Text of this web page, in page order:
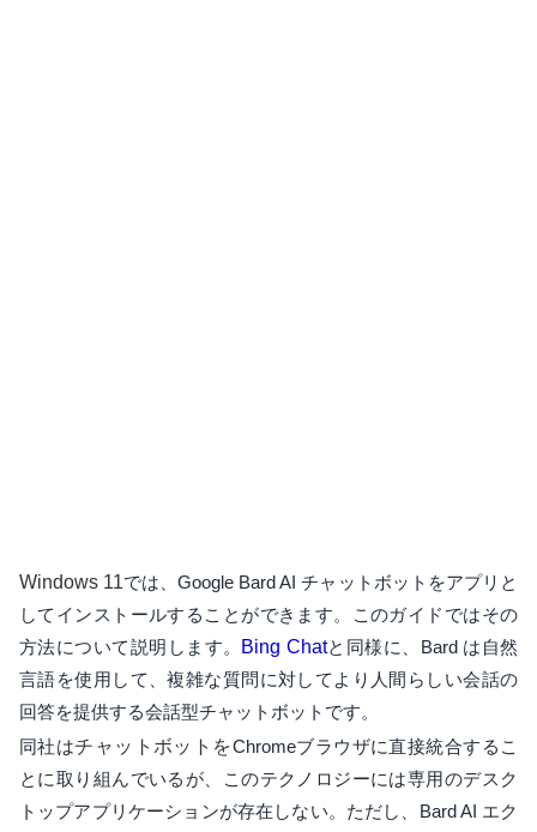
Windows 11では、Google Bard AI チャットボットをアプリと
してインストールすることができます。このガイドではその
方法について説明します。 Bing Chatと同様に、Bard は自然
言語を使用して、複雑な質問に対してより人間らしい会話の
回答を提供する会話型チャットボットです。
同社はチャットボットをChromeブラウザに直接統合するこ
とに取り組んでいるが、このテクノロジーには専用のデスク
トップアプリケーションが存在しない。ただし、Bard AI エク